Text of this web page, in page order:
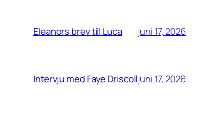
Eleanors brev till Luca juni 17, 2026
Intervju med Faye Driscolljuni 17, 2026